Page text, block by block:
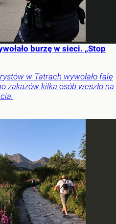
burzę w sieci. „Stop
w Tatrach wywołało falę
zakazów kilka osób weszło na